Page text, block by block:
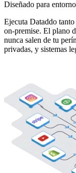
Diseñado para
Ejecuta Dataddo
on-premise. El plano
nunca salen de tu
privadas, y sistemas